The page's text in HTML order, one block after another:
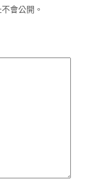
會公開。